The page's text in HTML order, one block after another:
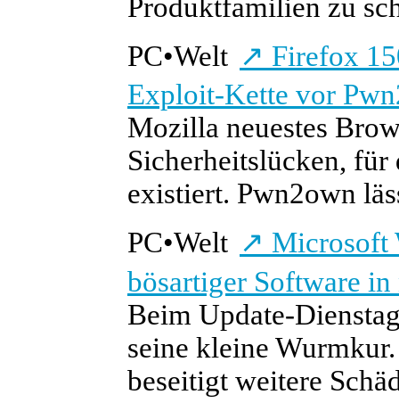
Produktfamilien zu
PC•Welt ↗ Firefox
Exploit-Kette vor
Mozilla neuestes
Sicherheitslücken,
existiert. Pwn2own
PC•Welt ↗ Microsoft
bösartiger Software in
Beim Update-
seine kleine
beseitigt weitere